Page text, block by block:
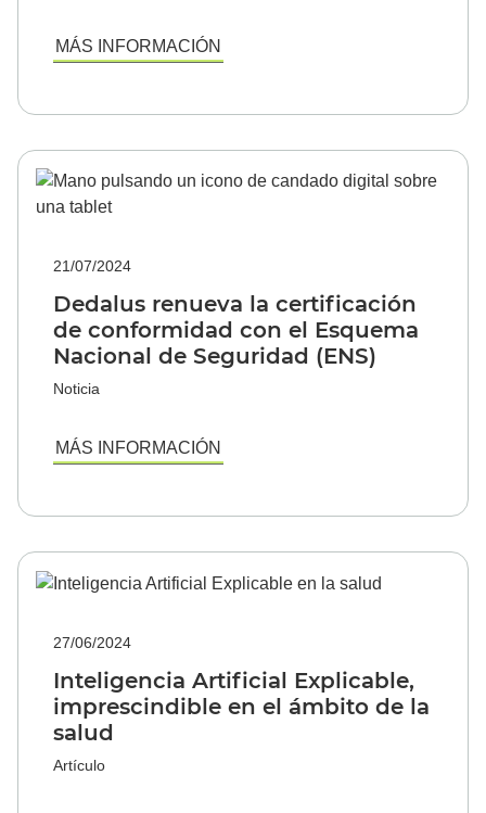
MÁS INFORMACIÓN
21/07/2024
Dedalus renueva la certificación
de conformidad con el Esquema
Nacional de Seguridad (ENS)
Noticia
MÁS INFORMACIÓN
27/06/2024
Inteligencia Artificial Explicable,
imprescindible en el ámbito de la
salud
Artículo